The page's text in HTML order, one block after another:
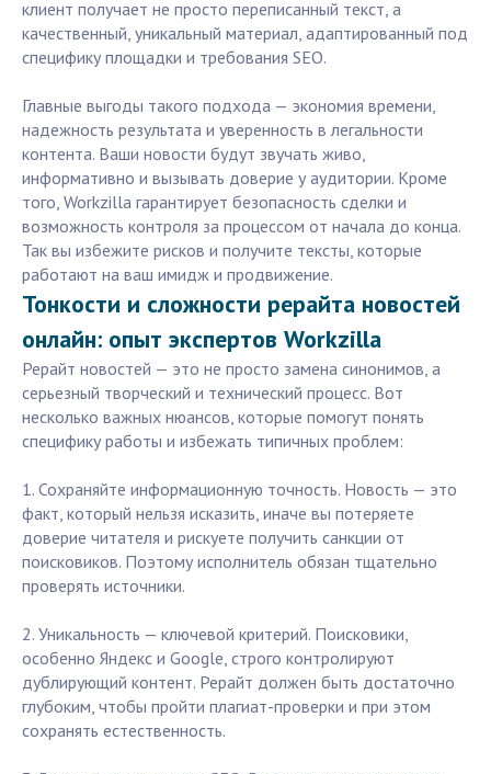
клиент получает не просто переписанный текст, а
качественный, уникальный материал, адаптированный под
специфику площадки и требования SEO.
Главные выгоды такого подхода — экономия времени,
надежность результата и уверенность в легальности
контента. Ваши новости будут звучать живо,
информативно и вызывать доверие у аудитории. Кроме
того, Workzilla гарантирует безопасность сделки и
возможность контроля за процессом от начала до конца.
Так вы избежите рисков и получите тексты, которые
работают на ваш имидж и продвижение.
Тонкости и сложности рерайта новостей
онлайн: опыт экспертов Workzilla
Рерайт новостей — это не просто замена синонимов, а
серьезный творческий и технический процесс. Вот
несколько важных нюансов, которые помогут понять
специфику работы и избежать типичных проблем:
1. Сохраняйте информационную точность. Новость — это
факт, который нельзя исказить, иначе вы потеряете
доверие читателя и рискуете получить санкции от
поисковиков. Поэтому исполнитель обязан тщательно
проверять источники.
2. Уникальность — ключевой критерий. Поисковики,
особенно Яндекс и Google, строго контролируют
дублирующий контент. Рерайт должен быть достаточно
глубоким, чтобы пройти плагиат-проверки и при этом
сохранять естественность.